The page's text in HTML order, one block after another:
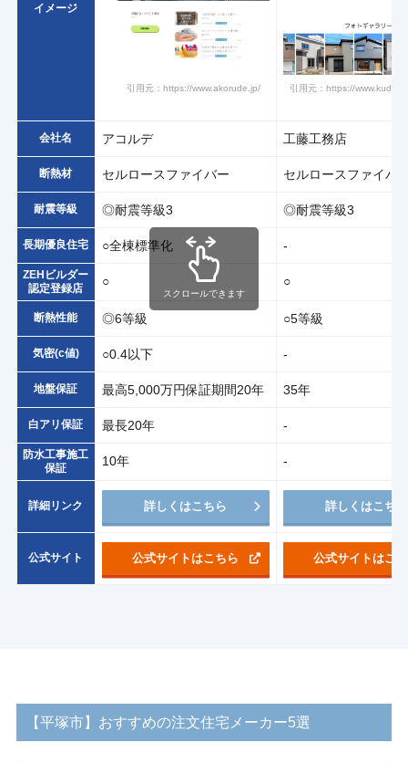
イメージ
引用元：https://www.akorude.jp/ 引用元：https://
会社名 アコルデ 工藤工務店
断熱材 セルロースファイバー セルロースファイバ
耐震等級 ◎耐震等級3 ◎耐震等級3
長期優良住宅 ○全棟標準化 -
ZEHビルダー
認定登録店
○ ○
断熱性能 ◎6等級 ○5等級
気密(c値) ○0.4以下 -
地盤保証 最高5,000万円保証期間20年 35年
白アリ保証 最長20年 -
防水工事施工
保証
10年 -
詳細リンク 詳しくはこちら 詳しくはこちら
公式サイト 公式サイトはこちら 公式サイトはこ
スクロールできます
【平塚市】おすすめの注文住宅メーカー5選